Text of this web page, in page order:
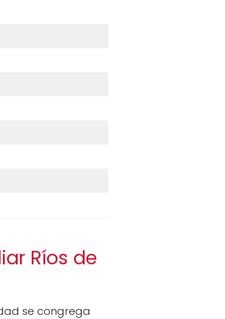
Ríos de
se congrega